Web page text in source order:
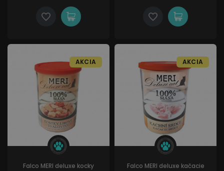
Falco MERI deluxe kocky
AKCIA
Falco MERI deluxe kačacie
AKCIA